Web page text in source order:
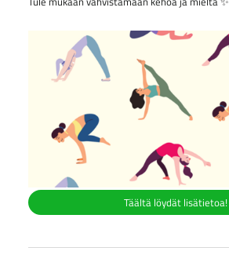
Täältä löydät lisätietoa!